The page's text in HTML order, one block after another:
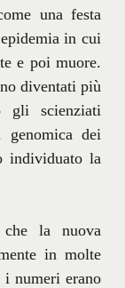
una festa
in cui
e poi muore.
diventati più
gli scienziati
genomica dei
individuato la
che la nuova
in molte
i numeri erano